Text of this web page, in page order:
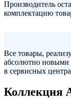
Производитель
комплектацию
Все товары,
абсолютно новыми
в сервисных
Коллекция